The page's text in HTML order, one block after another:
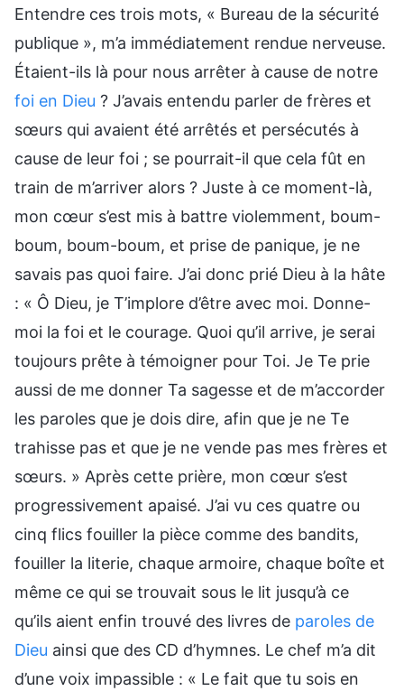
Entendre ces trois mots, « Bureau de la sécurité
publique », m’a immédiatement rendue nerveuse.
Étaient-ils là pour nous arrêter à cause de notre
foi en Dieu ? J’avais entendu parler de frères et
sœurs qui avaient été arrêtés et persécutés à
cause de leur foi ; se pourrait-il que cela fût en
train de m’arriver alors ? Juste à ce moment-là,
mon cœur s’est mis à battre violemment, boum-
boum, boum-boum, et prise de panique, je ne
savais pas quoi faire. J’ai donc prié Dieu à la hâte
: « Ô Dieu, je T’implore d’être avec moi. Donne-
moi la foi et le courage. Quoi qu’il arrive, je serai
toujours prête à témoigner pour Toi. Je Te prie
aussi de me donner Ta sagesse et de m’accorder
les paroles que je dois dire, afin que je ne Te
trahisse pas et que je ne vende pas mes frères et
sœurs. » Après cette prière, mon cœur s’est
progressivement apaisé. J’ai vu ces quatre ou
cinq flics fouiller la pièce comme des bandits,
fouiller la literie, chaque armoire, chaque boîte et
même ce qui se trouvait sous le lit jusqu’à ce
qu’ils aient enfin trouvé des livres de paroles de
Dieu ainsi que des CD d’hymnes. Le chef m’a dit
d’une voix impassible : « Le fait que tu sois en